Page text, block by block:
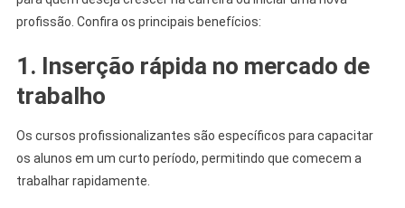
profissão. Confira os principais benefícios:
1. Inserção rápida no mercado de
trabalho
Os cursos profissionalizantes são específicos para capacitar
os alunos em um curto período, permitindo que comecem a
trabalhar rapidamente.